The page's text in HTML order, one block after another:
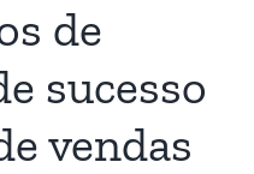
de
sucesso
vendas